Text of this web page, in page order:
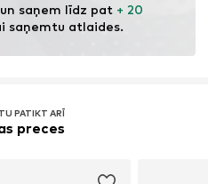
saņem līdz pat + 20
saņemtu atlaides.
PATIKT ARĪ
preces